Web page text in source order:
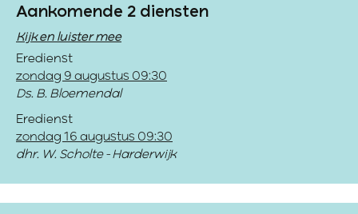
Aankomende 2 diensten
Kijk en luister mee
Eredienst
zondag 9 augustus 09:30
Ds. B. Bloemendal
Eredienst
zondag 16 augustus 09:30
dhr. W. Scholte - Harderwijk